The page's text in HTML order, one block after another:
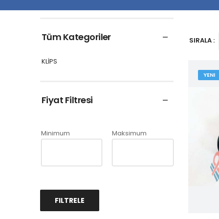
Tüm Kategoriler
KLİPS
Fiyat Filtresi
Minimum Maksimum
FILTRELE
SIRALA :
YENI